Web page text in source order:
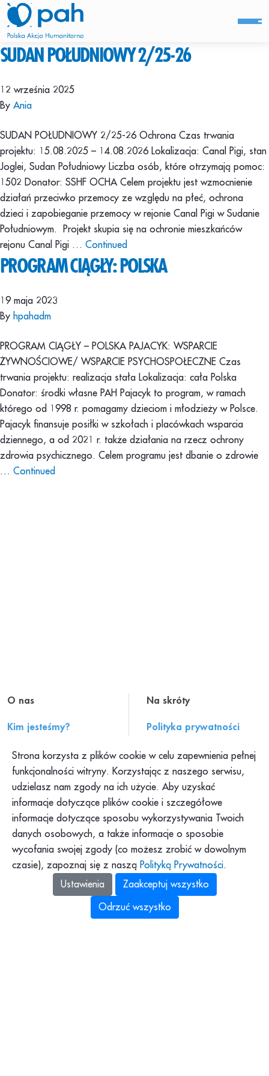
SUDAN POŁUDNIOWY 2/25-26
12 września 2025
By Ania
SUDAN POŁUDNIOWY 2/25-26 Ochrona Czas trwania
projektu: 15.08.2025 – 14.08.2026 Lokalizacja: Canal Pigi, stan
Joglei, Sudan Południowy Liczba osób, które otrzymają pomoc:
1502 Donator: SSHF OCHA Celem projektu jest wzmocnienie
działań przeciwko przemocy ze względu na płeć, ochrona
dzieci i zapobieganie przemocy w rejonie Canal Pigi w Sudanie
Południowym. Projekt skupia się na ochronie mieszkańców
rejonu Canal Pigi … Continued
PROGRAM CIĄGŁY: POLSKA
19 maja 2023
By hpahadm
PROGRAM CIĄGŁY – POLSKA PAJACYK: WSPARCIE
ŻYWNOŚCIOWE/ WSPARCIE PSYCHOSPOŁECZNE Czas
trwania projektu: realizacja stała Lokalizacja: cała Polska
Donator: środki własne PAH Pajacyk to program, w ramach
którego od 1998 r. pomagamy dzieciom i młodzieży w Polsce.
Pajacyk finansuje posiłki w szkołach i placówkach wsparcia
dziennego, a od 2021 r. także działania na rzecz ochrony
zdrowia psychicznego. Celem programu jest dbanie o zdrowie
… Continued
O nas
Kim jesteśmy?
Konteksty PAH
Klub PAH
Program Pajacyk
Platforma DOM
Platforma Pomagamy
Zbiórki Siepomaga
Na skróty
Polityka prywatności
Składanie skarg
Dokumenty
Praca w PAH
Dla mediów
Podkast PAH: „Tolerancja
to za mało”
Strona korzysta z plików cookie w celu zapewnienia pełnej
funkcjonalności witryny. Korzystając z naszego serwisu,
udzielasz nam zgody na ich użycie. Aby uzyskać
informacje dotyczące plików cookie i szczegółowe
informacje dotyczące sposobu wykorzystywania Twoich
danych osobowych, a także informacje o sposobie
wycofania swojej zgody (co możesz zrobić w dowolnym
czasie), zapoznaj się z naszą Polityką Prywatności.
Ustawienia
Zaakceptuj wszystko
Odrzuć wszystko